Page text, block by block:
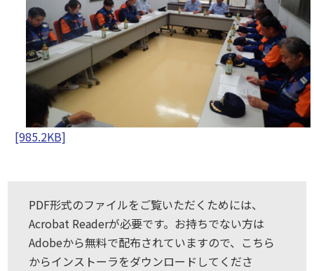
[985.2KB]
PDF形式のファイルをご覧いただくためには、
Acrobat Readerが必要です。お持ちでない方は
Adobeから無料で配布されていますので、こちら
からインストーラをダウンロードしてくださ